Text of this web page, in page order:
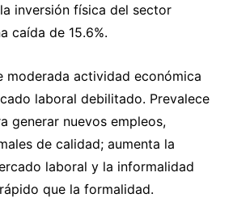
inversión física del sector
caída de 15.6%.
moderada actividad económica
laboral debilitado. Prevalece
generar nuevos empleos,
de calidad; aumenta la
laboral y la informalidad
que la formalidad.